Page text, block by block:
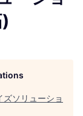
ズソリューショ